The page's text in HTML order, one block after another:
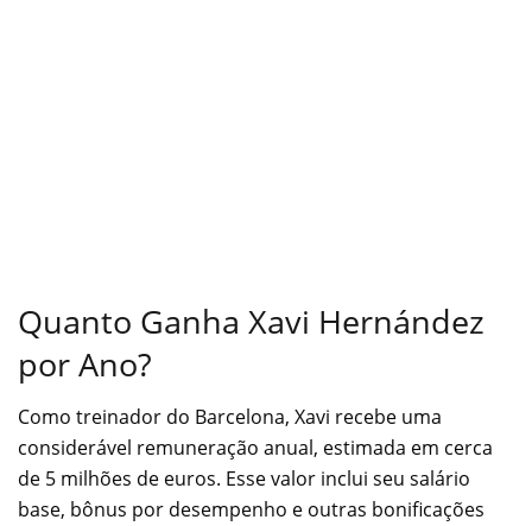
Quanto Ganha Xavi Hernández
por Ano?
Como treinador do Barcelona, Xavi recebe uma
considerável remuneração anual, estimada em cerca
de 5 milhões de euros. Esse valor inclui seu salário
base, bônus por desempenho e outras bonificações